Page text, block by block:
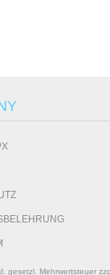
gesetzl. Mehrwertsteuer